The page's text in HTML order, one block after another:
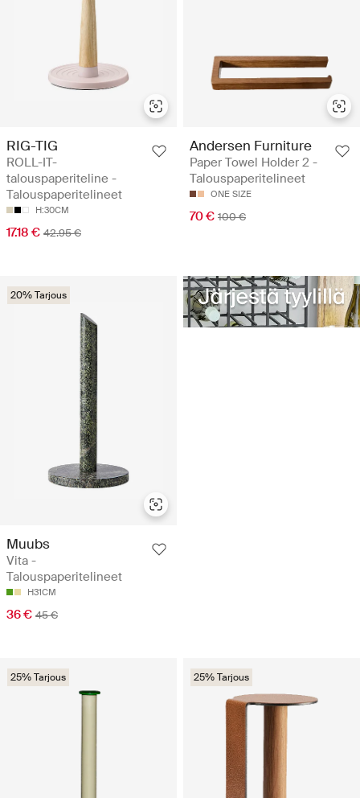
RIG-TIG
ROLL-IT-
talouspaperiteline -
Talouspaperitelineet
H:30CM
17.18 € 42.95 €
Andersen Furniture
Paper Towel Holder 2 -
Talouspaperitelineet
ONE SIZE
70 € 100 €
20% Tarjous
Muubs
Vita -
Talouspaperitelineet
H31CM
36 € 45 €
25% Tarjous 25% Tarjous